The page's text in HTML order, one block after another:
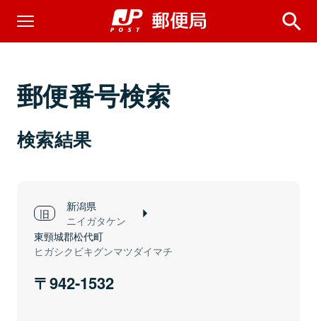
郵便番号検索
検索結果
新潟県
ニイガタケン
東頸城郡松代町
ヒガシクビキグンマツダイマチ
942-1532